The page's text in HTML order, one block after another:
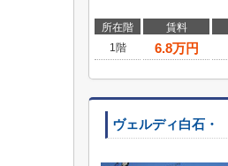
所在階 賃料
1階
6.8万円
ヴェルディ白石・